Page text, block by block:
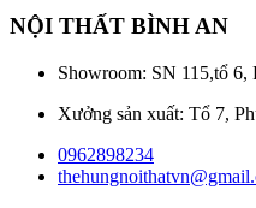
NỘI THẤT BÌNH AN
Showroom: SN 115,tổ
Xưởng sản xuất: Tổ 7,
0962898234